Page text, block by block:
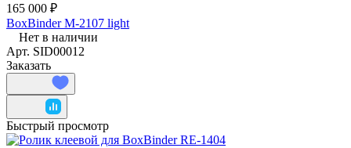
165 000 ₽
BoxBinder M-2107 light
Нет в наличии
Арт. SID00012
Заказать
Быстрый просмотр